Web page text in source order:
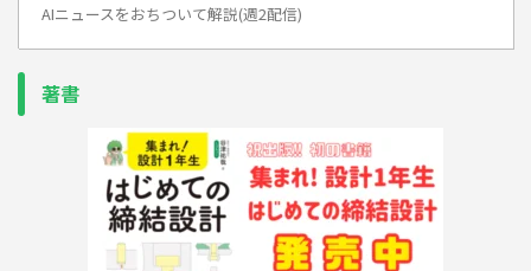
AIニュースをおちついて解説(週2配信)
著書